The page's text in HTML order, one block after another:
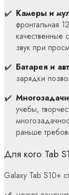
Камеры и
фронтальная
звук при
Батарея и
зарядки
учебы,
раньше
Для кого Tab
Galaxy Tab S10+